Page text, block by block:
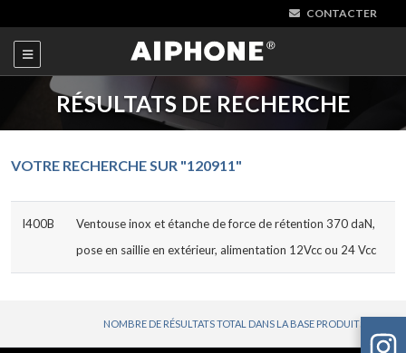
CONTACTER
RÉSULTATS DE RECHERCHE
VOTRE RECHERCHE SUR "120911"
I400B
Ventouse inox et étanche de force de rétention 370 daN,
pose en saillie en extérieur, alimentation 12Vcc ou 24 Vcc
NOMBRE DE RÉSULTATS TOTAL DANS LA BASE PRODUITS : 1